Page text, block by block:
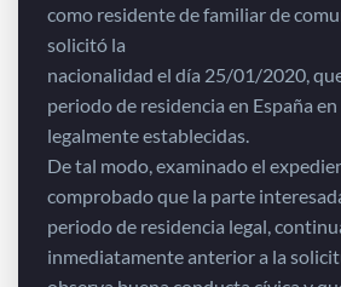
como residente de familiar de
solicitó la
nacionalidad el día 25/01/2020,
periodo de residencia en España
legalmente establecidas.
De tal modo, examinado el
comprobado que la parte
periodo de residencia legal,
inmediatamente anterior a la